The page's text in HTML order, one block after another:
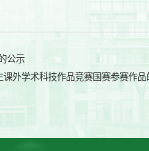
公示
课外学术科技作品竞赛国赛参赛作